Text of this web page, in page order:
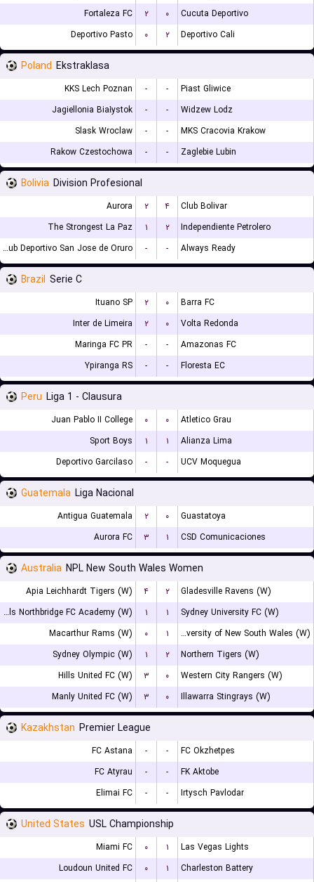
Fortaleza FC
۲ ۰
Cucuta Deportivo
Deportivo Pasto
۰ ۲ Deportivo Cali
Poland Ekstraklasa
KKS Lech Poznan - -
Piast Gliwice
Jagiellonia Białystok
- -
Widzew Lodz
Slask Wroclaw
- -
MKS Cracovia Krakow
Rakow Czestochowa
- - Zaglebie Lubin
Bolivia Division Profesional
Aurora ۲ ۴
Club Bolivar
The Strongest La Paz
۱ ۲
Independiente Petrolero
GV Club Deportivo San Jose de Oruro
- - Always Ready
Brazil Serie C
Ituano SP ۲ ۰
Barra FC
Inter de Limeira
۲ ۰
Volta Redonda
Maringa FC PR
- -
Amazonas FC
Ypiranga RS
- - Floresta EC
Peru Liga 1 - Clausura
Juan Pablo II College ۰ ۰
Atletico Grau
Sport Boys
۱ ۱
Alianza Lima
Deportivo Garcilaso
- - UCV Moquegua
Guatemala Liga Nacional
Antigua Guatemala ۲ ۰
Guastatoya
Aurora FC
۳ ۱ CSD Comunicaciones
Australia NPL New South Wales Women
Apia Leichhardt Tigers (W) ۴ ۲
Gladesville Ravens (W)
Bulls Northbridge FC Academy (W)
۱ ۱
Sydney University FC (W)
Macarthur Rams (W)
۰ ۱
University of New South Wales (W)
Sydney Olympic (W)
۱ ۲
Northern Tigers (W)
Hills United FC (W)
۳ ۰
Western City Rangers (W)
Manly United FC (W)
۳ ۰ Illawarra Stingrays (W)
Kazakhstan Premier League
FC Astana - -
FC Okzhetpes
FC Atyrau
- -
FK Aktobe
Elimai FC
- - Irtysch Pavlodar
United States USL Championship
Miami FC ۰ ۱
Las Vegas Lights
Loudoun United FC
۰ ۱
Charleston Battery